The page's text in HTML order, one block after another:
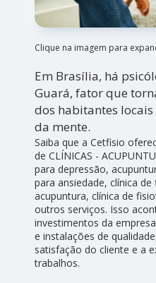
Clique na imagem para
Em Brasília, há
Guará, fator que
dos habitantes
da mente.
Saiba que a Cetfisio
de CLÍNICAS -
para depressão,
para ansiedade, clínica
acupuntura, clínica de
outros serviços. Isso
investimentos da
e instalações de
satisfação do cliente e a
trabalhos.